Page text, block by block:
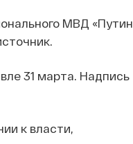
МВД «Путин
31 марта. Надпись
к власти,